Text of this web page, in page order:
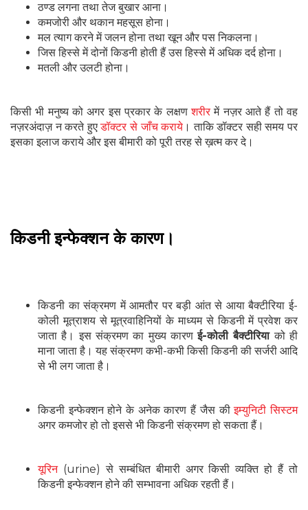
ठण्ड लगना तथा तेज बुखार आना।
कमजोरी और थकान महसूस होना।
मल त्याग करने में जलन होना तथा खून और पस निकलना।
जिस हिस्से में दोनों किडनी होती हैं उस हिस्से में अधिक दर्द होना।
मतली और उलटी होना।
किसी भी मनुष्य को अगर इस प्रकार के लक्षणशरीरमें नज़र आते हैं तो वह
नज़रअंदाज़ न करते हुएडॉक्टर से जाँच कराये । ताकि डॉक्टर सही समय पर
इसका इलाज कराये और इस बीमारी को पूरी तरह से ख़त्म कर दे।
किडनी इन्फेक्शन के कारण।
किडनी का संक्रमण में आमतौर पर बड़ी आंत से आया बैक्टीरिया ई-
कोली मूत्राशय से मूत्रवाहिनियों के माध्यम से किडनी में प्रवेश कर
जाता है। इस संक्रमण का मुख्य कारणई-कोली बैक्टीरियाको ही
माना जाता है। यह संक्रमण कभी-कभी किसी किडनी की सर्जरी आदि
से भी लग जाता है।
किडनी इन्फेक्शन होने के अनेक कारण हैं जैस कीइम्युनिटी सिस्टम
अगर कमजोर हो तो इससे भी किडनी संक्रमण हो सकता हैं।
यूरिन(urine) से सम्बंधित बीमारी अगर किसी व्यक्ति हो हैं तो
किडनी इन्फेक्शन होने की सम्भावना अधिक रहती हैं।